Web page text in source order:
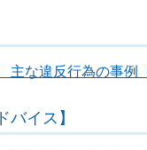
な違反行為の事例
バイス】